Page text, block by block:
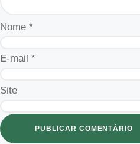
Nome *
E-mail *
Site